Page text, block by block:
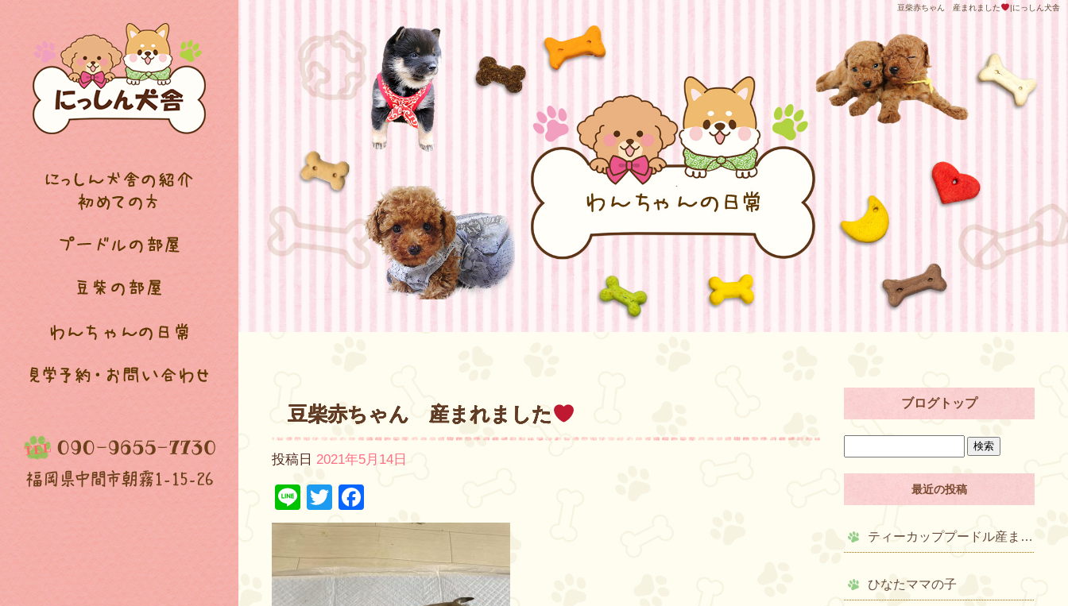
豆柴赤ちゃん 産まれました |にっしん犬舎
豆柴赤ちゃん 産まれました
投稿日 2021年5月14日
LineTwitter
ブログトップ
最近の投稿
ティーカッププードル産まれました♡
ひなたママの子